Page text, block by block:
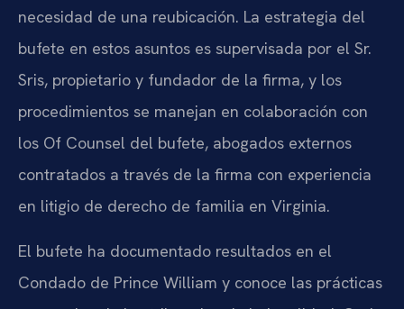
necesidad de una reubicación. La estrategia del
bufete en estos asuntos es supervisada por el Sr.
Sris, propietario y fundador de la firma, y los
procedimientos se manejan en colaboración con
los Of Counsel del bufete, abogados externos
contratados a través de la firma con experiencia
en litigio de derecho de familia en Virginia.
El bufete ha documentado resultados en el
Condado de Prince William y conoce las prácticas